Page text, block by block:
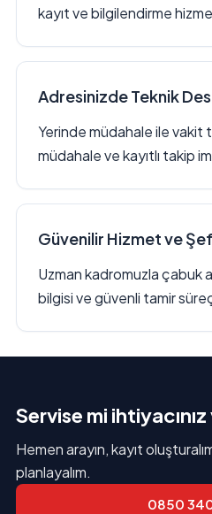
kayıt ve bilgilendirme
Adresinizde Teknik
Yerinde müdahale ile vakit
müdahale ve kayıtlı takip
Güvenilir Hizmet ve
Uzman kadromuzla çabuk
bilgisi ve güvenli tamir
Servise mi
Hemen arayın, kayıt
planlayalım.
0850